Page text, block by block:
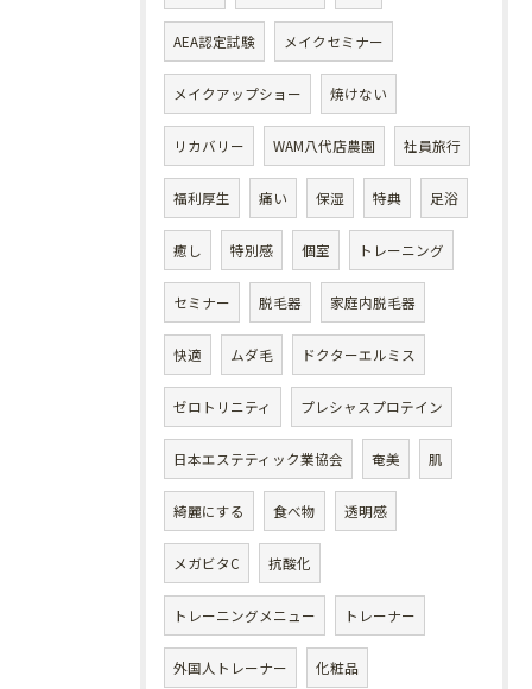
AEA認定試験 メイクセミナー
メイクアップショー 焼けない
リカバリー WAM八代店農園 社員旅行
福利厚生 痛い 保湿 特典 足浴
癒し 特別感 個室 トレーニング
セミナー 脱毛器 家庭内脱毛器
快適 ムダ毛 ドクターエルミス
ゼロトリニティ プレシャスプロテイン
日本エステティック業協会 奄美 肌
綺麗にする 食べ物 透明感
メガビタC 抗酸化
トレーニングメニュー トレーナー
外国人トレーナー 化粧品